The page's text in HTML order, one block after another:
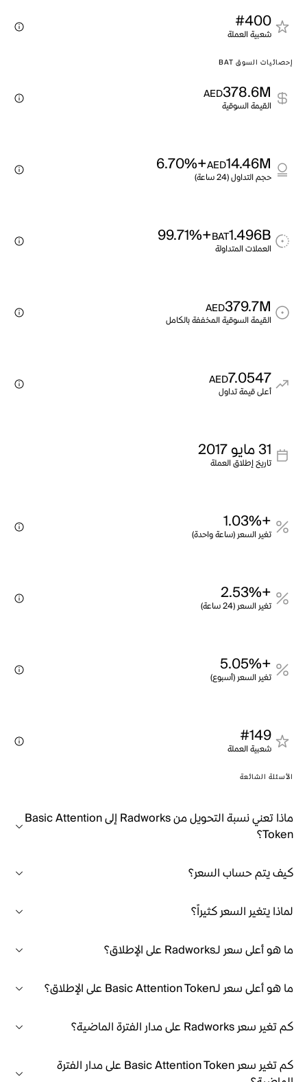
#400
شعبية العملة
إحصائيات السوق BAT
378.6M
AED
القيمة السوقية
14.46M
AED
+6.70%
حجم التداول (24 ساعة)
1.496B
BAT
+99.71%
العملات المتداولة
379.7M
AED
القيمة السوقية المخففة بالكامل
7.0547
AED
أعلى قيمة تداول
31 مايو 2017
تاريخ إطلاق العملة
+1.03%
تغير السعر (ساعة واحدة)
+2.53%
تغير السعر (24 ساعة)
+5.05%
تغير السعر (أسبوع)
#149
شعبية العملة
الأسئلة الشائعة
ماذا تعني نسبة التحويل من Radworks إلى Basic Attention
Token؟
كيف يتم حساب السعر؟
لماذا يتغير السعر كثيراً؟
ما هو أعلى سعر لـRadworks على الإطلاق؟
ما هو أعلى سعر لـBasic Attention Token على الإطلاق؟
كم تغير سعر Radworks على مدار الفترة الماضية؟
كم تغير سعر Basic Attention Token على مدار الفترة